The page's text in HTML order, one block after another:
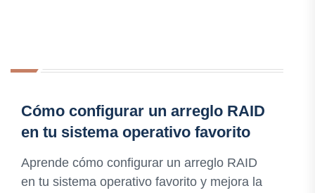
Cómo configurar un arreglo RAID
en tu sistema operativo favorito
Aprende cómo configurar un arreglo RAID
en tu sistema operativo favorito y mejora la